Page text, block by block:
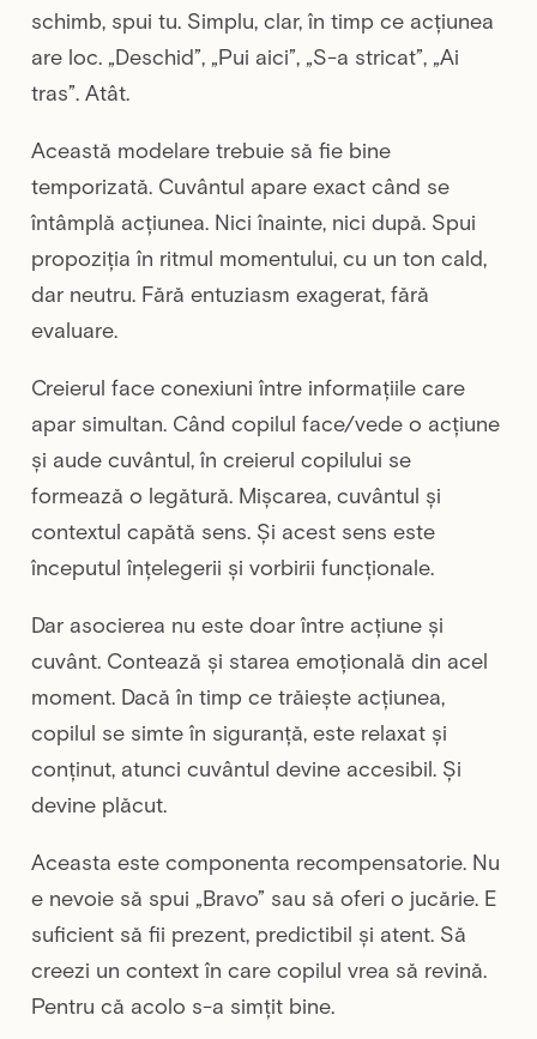
schimb, spui tu. Simplu, clar, în timp ce acțiunea
are loc. „Deschid”, „Pui aici”, „S-a stricat”, „Ai
tras”. Atât.
Această modelare trebuie să fie bine
temporizată. Cuvântul apare exact când se
întâmplă acțiunea. Nici înainte, nici după. Spui
propoziția în ritmul momentului, cu un ton cald,
dar neutru. Fără entuziasm exagerat, fără
evaluare.
Creierul face conexiuni între informațiile care
apar simultan. Când copilul face/vede o acțiune
și aude cuvântul, în creierul copilului se
formează o legătură. Mișcarea, cuvântul și
contextul capătă sens. Și acest sens este
începutul înțelegerii și vorbirii funcționale.
Dar asocierea nu este doar între acțiune și
cuvânt. Contează și starea emoțională din acel
moment. Dacă în timp ce trăiește acțiunea,
copilul se simte în siguranță, este relaxat și
conținut, atunci cuvântul devine accesibil. Și
devine plăcut.
Aceasta este componenta recompensatorie. Nu
e nevoie să spui „Bravo” sau să oferi o jucărie. E
suficient să fii prezent, predictibil și atent. Să
creezi un context în care copilul vrea să revină.
Pentru că acolo s-a simțit bine.